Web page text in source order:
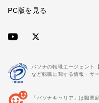
PC版を見る
パソナの転職エージェント
など転職に関する情報・サ
「パソナキャリア」は職業